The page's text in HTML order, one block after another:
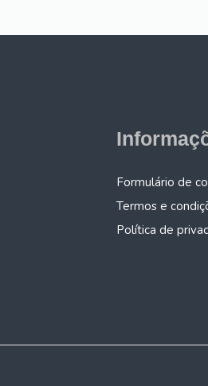
Formulário de
Termos e
Política de